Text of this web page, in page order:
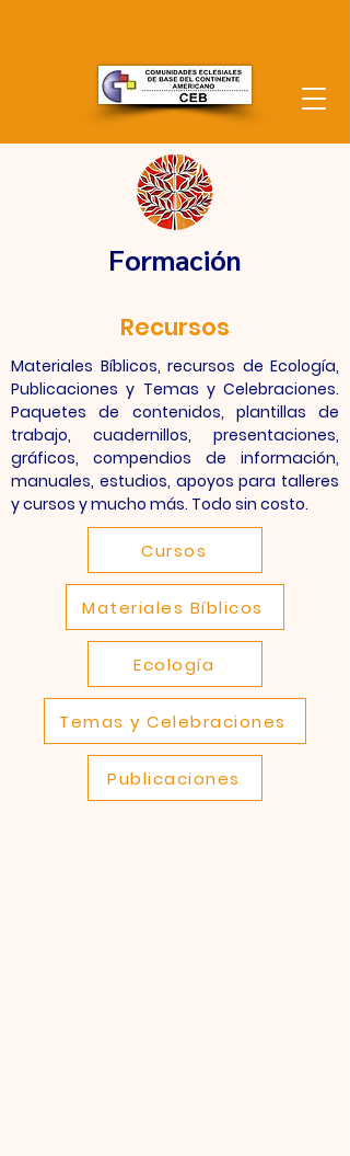
Formación
Recursos
Materiales Bíblicos, recursos de Ecología,
Publicaciones y Temas y Celebraciones.
Paquetes de contenidos, plantillas de
trabajo, cuadernillos, presentaciones,
gráficos, compendios de información,
manuales, estudios, apoyos para talleres
y cursos y mucho más. Todo sin costo.
Cursos
Materiales Bíblicos
Ecología
Temas y Celebraciones
Publicaciones